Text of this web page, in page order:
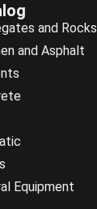
and Rocks
and Asphalt
Equipment